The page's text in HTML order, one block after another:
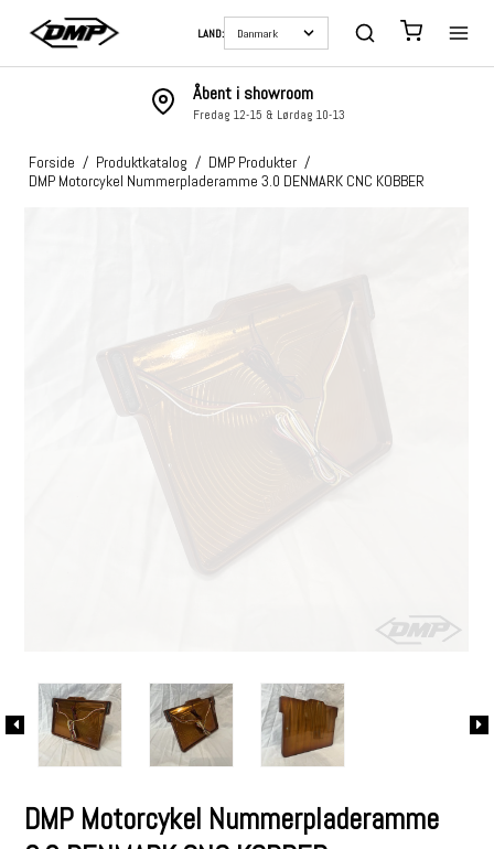
LAND:
Åbent i showroom
Fredag 12-15 & Lørdag 10-13
Forside / Produktkatalog / DMP Produkter /
DMP Motorcykel Nummerpladeramme 3.0 DENMARK CNC KOBBER
DMP Motorcykel Nummerpladeramme